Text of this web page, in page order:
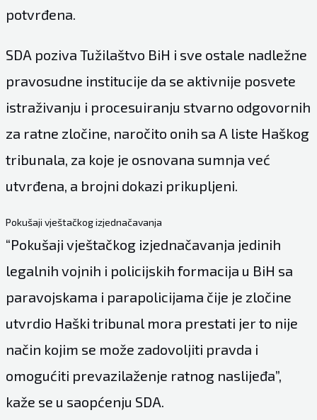
potvrđena.
SDA poziva Tužilaštvo BiH i sve ostale nadležne
pravosudne institucije da se aktivnije posvete
istraživanju i procesuiranju stvarno odgovornih
za ratne zločine, naročito onih sa A liste Haškog
tribunala, za koje je osnovana sumnja već
utvrđena, a brojni dokazi prikupljeni.
Pokušaji vještačkog izjednačavanja
“Pokušaji vještačkog izjednačavanja jedinih
legalnih vojnih i policijskih formacija u BiH sa
paravojskama i parapolicijama čije je zločine
utvrdio Haški tribunal mora prestati jer to nije
način kojim se može zadovoljiti pravda i
omogućiti prevazilaženje ratnog naslijeđa”,
kaže se u saopćenju SDA.